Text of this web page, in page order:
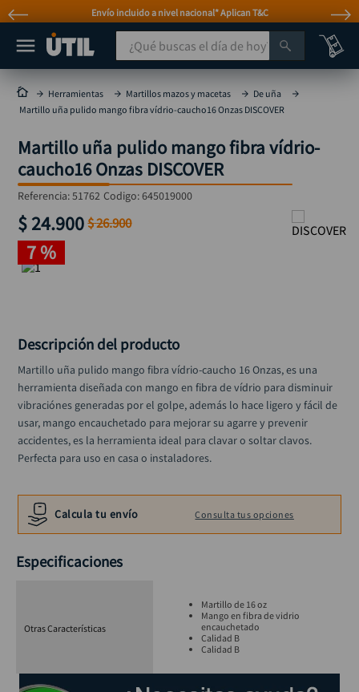
Envío incluido a nivel nacional* Aplican T&C
¿Qué buscas el día de hoy?
Herramientas Martillos mazos y macetas
De uña
Martillo uña pulido mango fibra vídrio-caucho16 Onzas DISCOVER
Martillo uña pulido mango fibra vídrio-
caucho16 Onzas DISCOVER
Referencia:51762 Codigo:645019000
$24.900 $26.900
7 %
Descripción del producto
Martillo uña pulido mango fibra vídrio-caucho 16 Onzas, es una
herramienta diseñada con mango en fibra de vídrio para disminuir
vibraciónes generadas por el golpe, además lo hace ligero y fácil de
usar, mango encauchetado para mejorar su agarre y prevenir
accidentes, es la herramienta ideal para clavar o soltar clavos.
Perfecta para uso en casa o instaladores.
Calcula tu envío Consulta tus opciones
Especificaciones
Otras Características
Martillo de 16 oz
Mango en fibra de vidrio
encauchetado
Calidad B
Calidad B
MÁS BUSCADOS
taladro
taladros pulidoras
compresor
mototool
broca
sierra circular
alicate
taladro inalámbrico